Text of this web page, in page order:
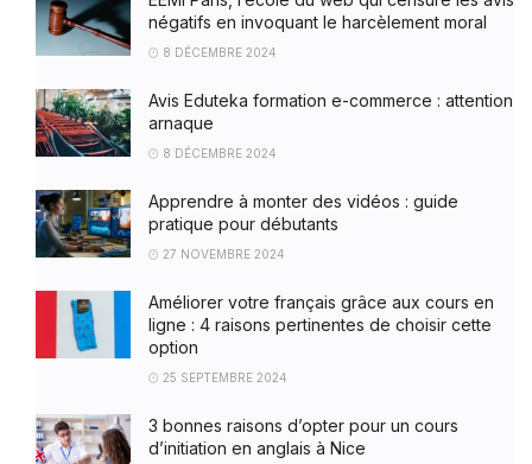
négatifs en invoquant le harcèlement moral
8 DÉCEMBRE 2024
Avis Eduteka formation e-commerce : attention
arnaque
8 DÉCEMBRE 2024
Apprendre à monter des vidéos : guide
pratique pour débutants
27 NOVEMBRE 2024
Améliorer votre français grâce aux cours en
ligne : 4 raisons pertinentes de choisir cette
option
25 SEPTEMBRE 2024
3 bonnes raisons d’opter pour un cours
d’initiation en anglais à Nice